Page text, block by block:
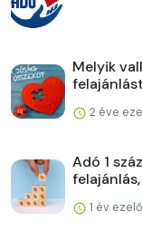
Melyik
2 éve
Adó 1
1 év